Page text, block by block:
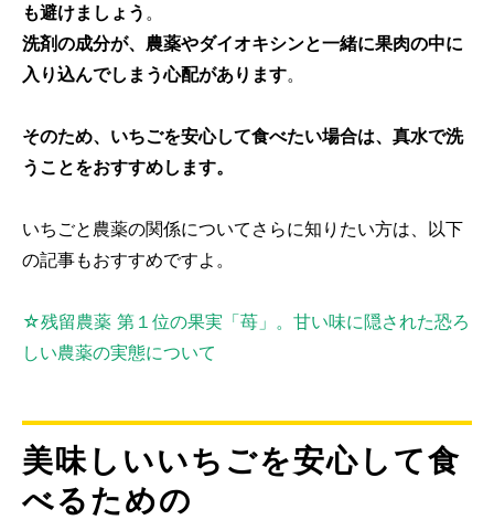
も避けましょう 。
洗剤の成分が、農薬やダイオキシンと一緒に果肉の中に
入り込んでしまう心配があります。
そのため、いちごを安心して食べたい場合は、真水で洗
うことをおすすめします。
いちごと農薬の関係についてさらに知りたい方は、以下
の記事もおすすめですよ。
☆残留農薬 第１位の果実「苺」。甘い味に隠された恐ろ
しい農薬の実態について
美味しいいちごを安心して食
べるための